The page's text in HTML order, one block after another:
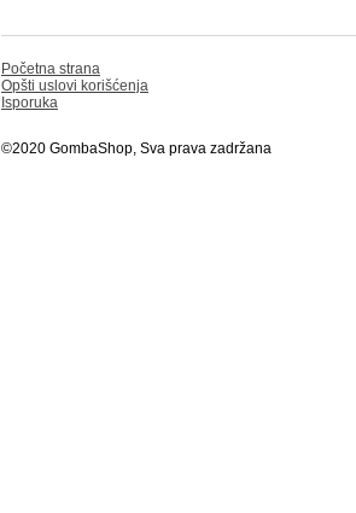
Početna strana
Opšti uslovi korišćenja
Isporuka
©2020 GombaShop, Sva prava zadržana